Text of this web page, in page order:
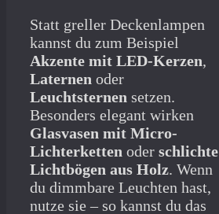
Statt greller Deckenlampen
kannst du zum Beispiel
Akzente mit LED-Kerzen,
Laternen oder
Leuchtsternen setzen.
Besonders elegant wirken
Glasvasen mit Micro-
Lichterketten oder schlichte
Lichtbögen aus Holz. Wenn
du dimmbare Leuchten hast,
nutze sie – so kannst du das